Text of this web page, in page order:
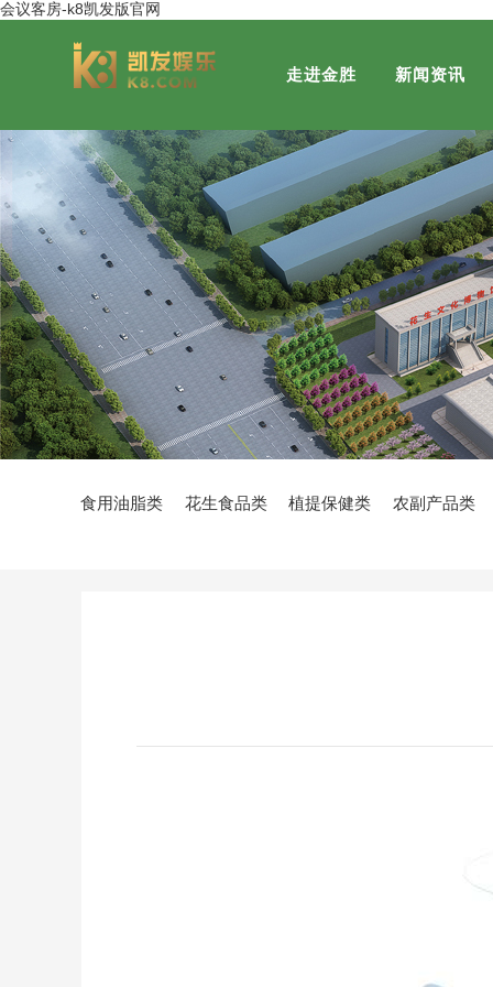
会议客房-k8凯发版官网
走进金胜
集团概况 董事长风采 发展历程 社会关注 荣
新闻资讯
金胜粮油 金胜营销分公司 金福粮油
食用油脂类 花生食品类 植提保健类 农副产品类